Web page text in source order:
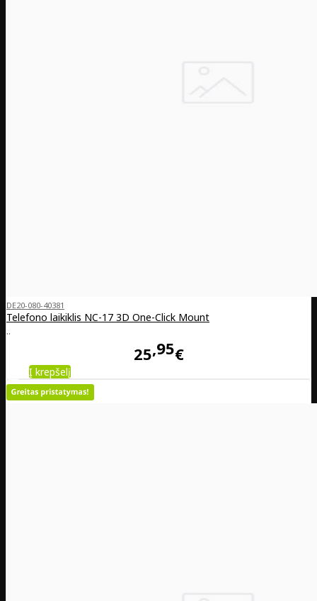
DE20-080-40381
Telefono laikiklis NC-17 3D One-Click Mount
..
25 95€
Į krepšelį